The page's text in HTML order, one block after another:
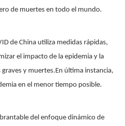
de muertes en todo el mundo.
de China utiliza medidas rápidas,
el impacto de la epidemia y la
y muertes.En última instancia,
en el menor tiempo posible.
del enfoque dinámico de